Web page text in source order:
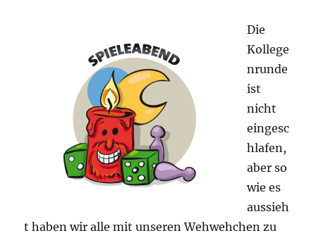
Die
Kollege
nrunde
ist
nicht
eingesc
hlafen,
aber so
wie es
aussieh
t haben wir alle mit unseren Wehwehchen zu